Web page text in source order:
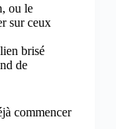
ou le
sur ceux
brisé
de
commencer